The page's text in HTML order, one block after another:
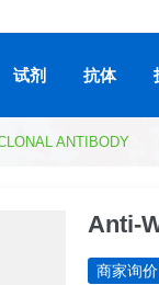
试剂 抗体
ANTIBODY
Anti-
商家询价